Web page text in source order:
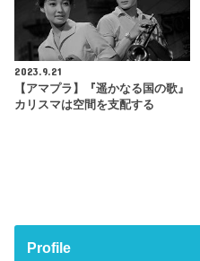
2023.9.21
【アマプラ】『遥かなる国の歌』
カリスマは空間を支配する
Profile